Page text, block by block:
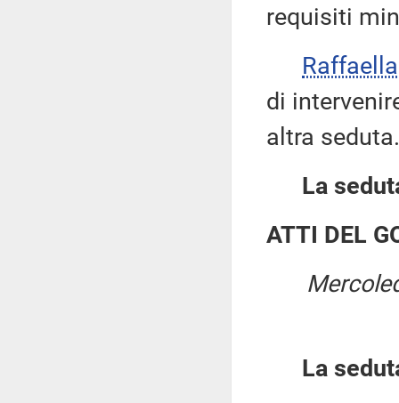
requisiti
di
altra seduta.
La
ATTI DEL
La